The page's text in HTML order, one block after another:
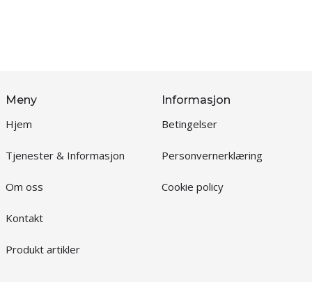
Meny
Hjem
Tjenester & Informasjon
Om oss
Kontakt
Produkt artikler
Informasjon
Betingelser
Personvernerklæring
Cookie policy